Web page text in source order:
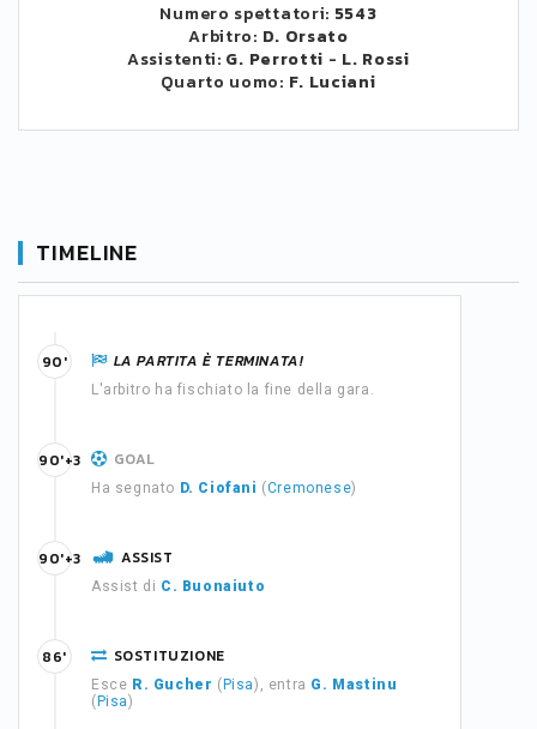
Numero spettatori: 5543
Arbitro: D. Orsato
Assistenti: G. Perrotti - L. Rossi
Quarto uomo: F. Luciani
TIMELINE
LA PARTITA È TERMINATA!
L'arbitro ha fischiato la fine della gara.
90'
GOAL
Ha segnato D. Ciofani (Cremonese)
90'+3
ASSIST
Assist di C. Buonaiuto
90'+3
SOSTITUZIONE
Esce R. Gucher ( Pisa), entra G. Mastinu
( Pisa)
86'